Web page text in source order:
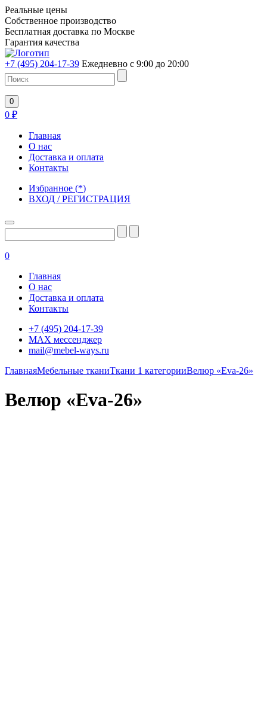
Реальные цены
Собственное производство
Бесплатная доставка по Москве
Гарантия качества
+7 (495) 204-17-39 Ежедневно с 9:00 до 20:00
0
0 ₽
Главная
О нас
Доставка и оплата
Контакты
Избранное (*)
ВХОД / РЕГИСТРАЦИЯ
0
Главная
О нас
Доставка и оплата
Контакты
+7 (495) 204-17-39
MAX мессенджер
mail@mebel-ways.ru
ГлавнаяМебельные тканиТкани 1 категорииВелюр «Eva-26»
Велюр «Eva-26»